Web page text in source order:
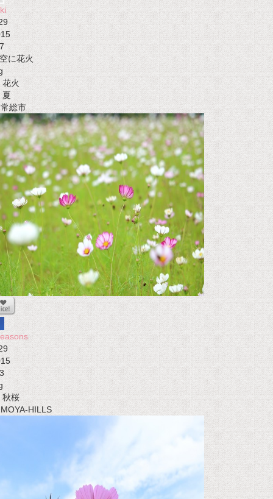
7
に花火
花火
夏
総市
3
秋桜
HILLS